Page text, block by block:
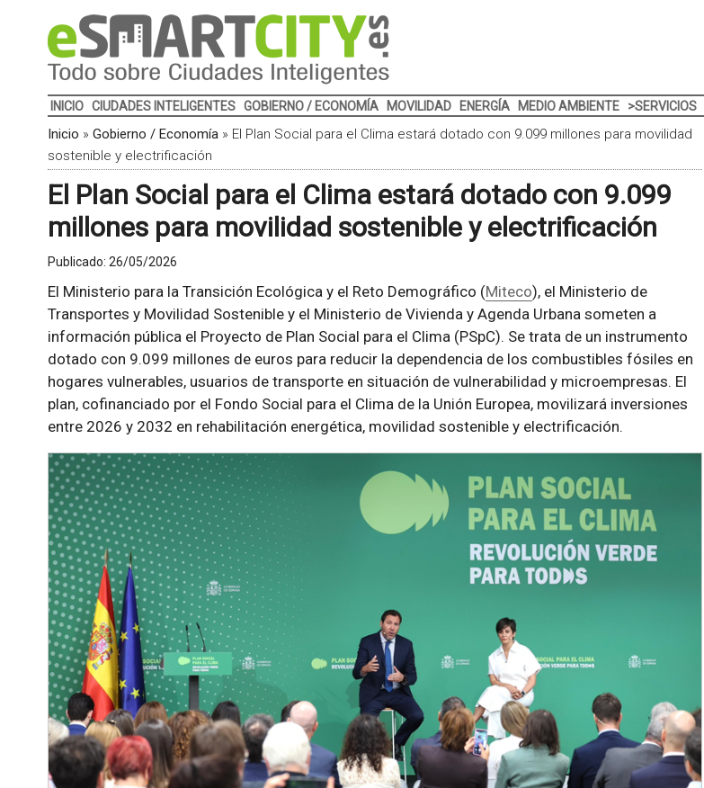
INICIO CIUDADES INTELIGENTES GOBIERNO / ECONOMÍA MOVILIDAD ENERGÍA MEDIO AMBIENTE >SERVICIOS
Inicio » Gobierno / Economía» El Plan Social para el Clima estará dotado con 9.099 millones para movilidad
sostenible y electrificación
El Plan Social para el Clima estará dotado con 9.099
millones para movilidad sostenible y electrificación
Publicado: 26/05/2026
El Ministerio para la Transición Ecológica y el Reto Demográfico (Miteco), el Ministerio de
Transportes y Movilidad Sostenible y el Ministerio de Vivienda y Agenda Urbana someten a
información pública el Proyecto de Plan Social para el Clima (PSpC). Se trata de un instrumento
dotado con 9.099 millones de euros para reducir la dependencia de los combustibles fósiles en
hogares vulnerables, usuarios de transporte en situación de vulnerabilidad y microempresas. El
plan, cofinanciado por el Fondo Social para el Clima de la Unión Europea, movilizará inversiones
entre 2026 y 2032 en rehabilitación energética, movilidad sostenible y electrificación.